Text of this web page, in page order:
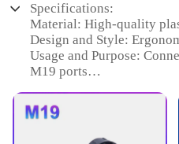
Specifications:
Material: High-quality
Design and Style:
Usage and Purpose:
M19 ports
connections
Parts and Accessories:
immediate use